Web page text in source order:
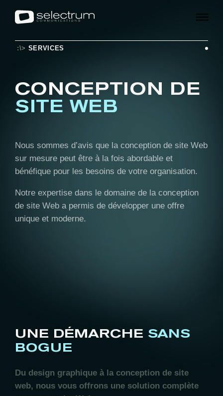
:\> SERVICES
CONCEPTION DE
SITE WEB
Nous sommes d’avis que la conception de site Web
sur mesure peut être à la fois abordable et
bénéfique pour les besoins de votre organisation.
Notre expertise dans le domaine de la conception
de site Web a permis de développer une offre
unique et moderne.
UNE DÉMARCHE SANS
BOGUE
Du design graphique à la conception de site
web, nous vous offrons une solution complète